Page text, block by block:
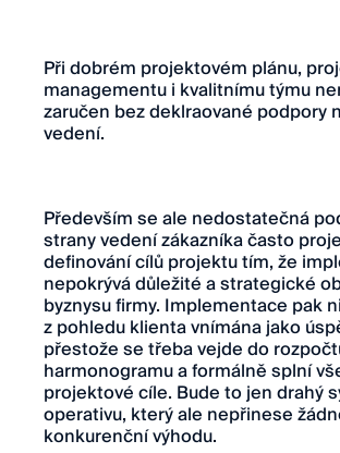
Při dobrém projektovém plánu,
managementu i kvalitnímu týmu
zaručen bez deklraované podpory
vedení.
Především se ale nedostatečná
strany vedení zákazníka často
definování cílů projektu tím, že
nepokrývá důležité a strategické
byznysu firmy. Implementace pak
z pohledu klienta vnímána jako
přestože se třeba vejde do
harmonogramu a formálně splní
projektové cíle. Bude to jen drahý
operativu, který ale nepřinese
konkurenční výhodu.